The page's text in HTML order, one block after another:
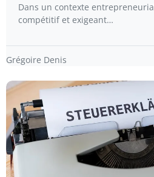
Dans un contexte
compétitif et exigeant…
Grégoire Denis